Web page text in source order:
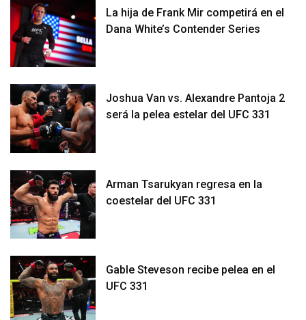
La hija de Frank Mir competirá en el
Dana White’s Contender Series
Joshua Van vs. Alexandre Pantoja 2
será la pelea estelar del UFC 331
Arman Tsarukyan regresa en la
coestelar del UFC 331
Gable Steveson recibe pelea en el
UFC 331